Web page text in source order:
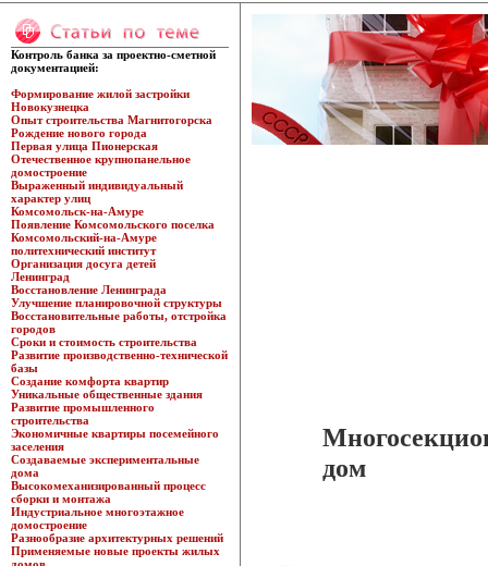
Контроль банка за проектно-сметной
документацией:
Формирование жилой застройки
Новокузнецка
Опыт строительства Магнитогорска
Рождение нового города
Первая улица Пионерская
Отечественное крупнопанельное
домостроение
Выраженный индивидуальный
характер улиц
Комсомольск-на-Амуре
Появление Комсомольского поселка
Комсомольский-на-Амуре
политехнический институт
Организация досуга детей
Ленинград
Восстановление Ленинграда
Улучшение планировочной структуры
Восстановительные работы, отстройка
городов
Сроки и стоимость строительства
Развитие производственно-технической
базы
Создание комфорта квартир
Уникальные общественные здания
Развитие промышленного
строительства
Экономичные квартиры посемейного
заселения
Создаваемые экспериментальные
дома
Высокомеханизированный процесс
сборки и монтажа
Индустриальное многоэтажное
домостроение
Разнообразие архитектурных решений
Применяемые новые проекты жилых
дом